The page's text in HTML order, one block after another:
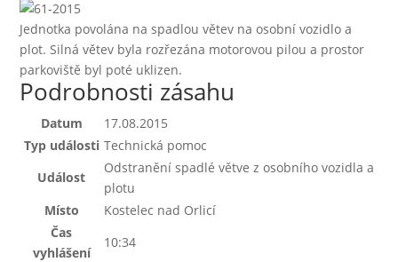
Jednotka povolána na spadlou větev na osobní vozidlo a
plot. Silná větev byla rozřezána motorovou pilou a prostor
parkoviště byl poté uklizen.
Podrobnosti zásahu
Datum
17.08.2015
Typ události Technická pomoc
Událost
Odstranění spadlé větve z osobního vozidla a
plotu
Místo
Kostelec nad Orlicí
Čas
vyhlášení
10:34